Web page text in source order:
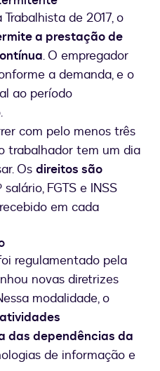
de 2017, o
a prestação de
. O empregador
a demanda, e o
ao período
com pelo menos três
trabalhador tem um dia
Os direitos são
salário, FGTS e INSS
em cada
regulamentado pela
novas diretrizes
modalidade, o
das dependências da
de informação e